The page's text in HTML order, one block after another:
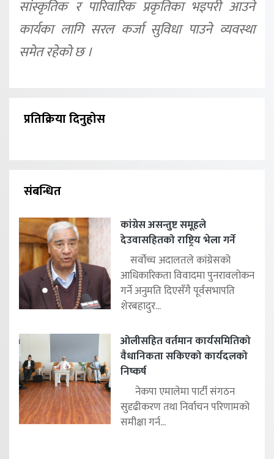
सांस्कृतिक र पारिवारिक प्रकृतिका भइपरी आउने
कार्यका लागि सरल कर्जा सुविधा पाउने व्यवस्था
समेत रहेको छ ।
प्रतिक्रिया दिनुहोस
संबन्धित
कांग्रेस असन्तुष्ट समूहले
देउवासहितको राष्ट्रिय भेला गर्ने
सर्वोच्च अदालतले कांग्रेसको
आधिकारिकता विवादमा पुनरावलोकन
गर्ने अनुमति दिएसँगै पूर्वसभापति
शेरबहादुर...
ओलीसहित वर्तमान कार्यसमितिको
वैधानिकता सकिएको कार्यदलको
निष्कर्ष
नेकपा एमालेमा पार्टी संगठन
सुदृढीकरण तथा निर्वाचन परिणामको
समीक्षा गर्न...